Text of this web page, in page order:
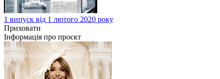
1 випуск від 1 лютого 2020 року
Приховати
Інформація про проєкт